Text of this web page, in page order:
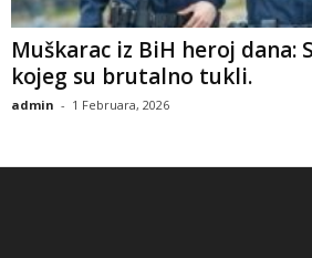
​Muškarac iz BiH heroj dana:
kojeg su brutalno tukli.
admin - 1 Februara, 2026